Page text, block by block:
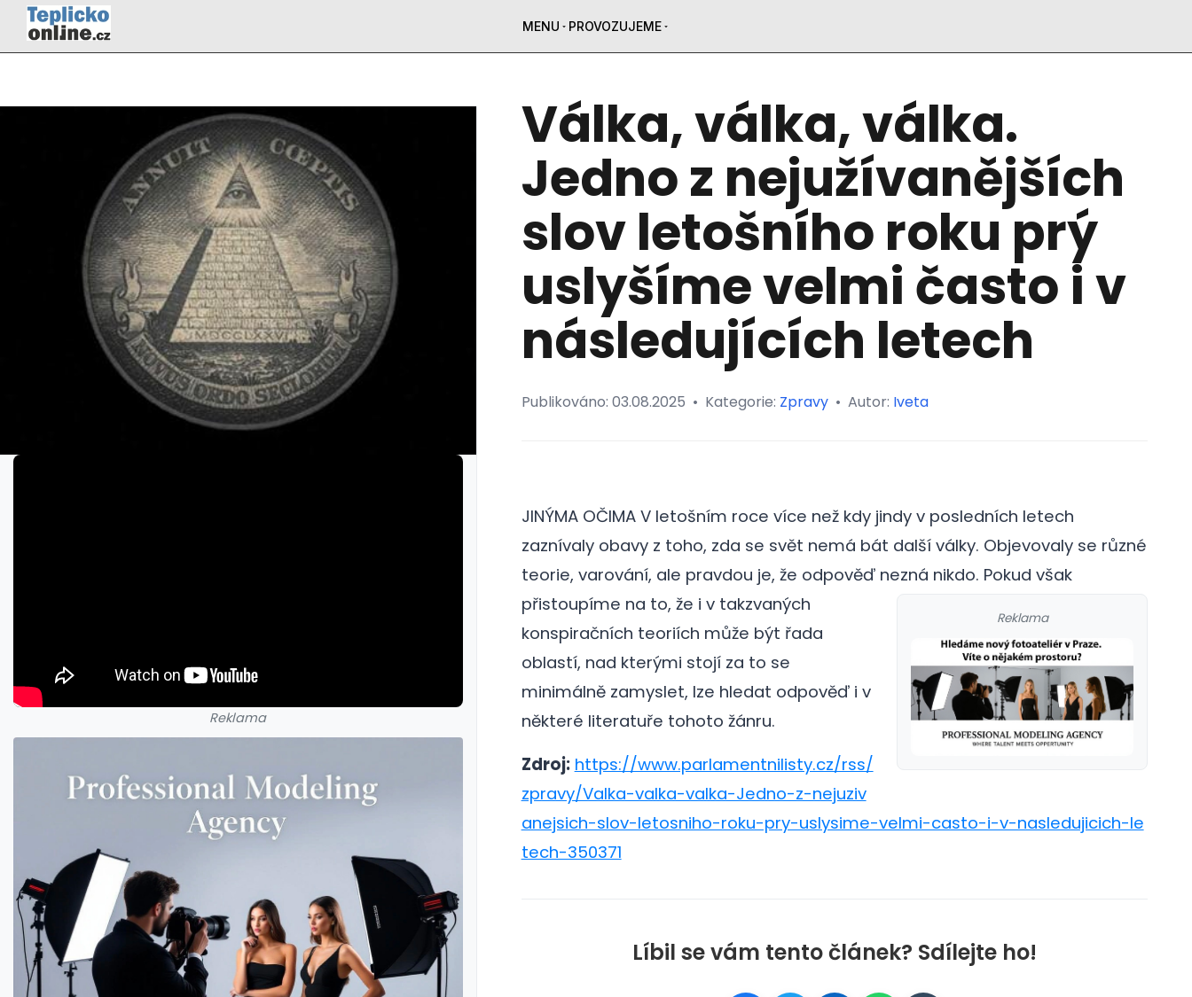
MENU PROVOZUJEME
Reklama
Válka, válka, válka.
Jedno z nejužívanějších
slov letošního roku prý
uslyšíme velmi často i v
následujících letech
Publikováno: 03.08.2025 • Kategorie: Zpravy • Autor: Iveta
JINÝMA OČIMA V letošním roce více než kdy jindy v posledních letech
zaznívaly obavy z toho, zda se svět nemá bát další války. Objevovaly se různé
teorie, varování, ale pravdou je, že odpověď nezná nikdo.
Reklama
Pokud však
přistoupíme na to, že i v takzvaných
konspiračních teoriích může být řada
oblastí, nad kterými stojí za to se
minimálně zamyslet, lze hledat odpověď i v
některé literatuře tohoto žánru.
Zdroj: https://www.parlamentnilisty.cz/rss/
zpravy/Valka-valka-valka-Jedno-z-nejuziv
anejsich-slov-letosniho-roku-pry-uslysime-velmi-casto-i-v-nasledujicich-le
tech-350371
Líbil se vám tento článek? Sdílejte ho!